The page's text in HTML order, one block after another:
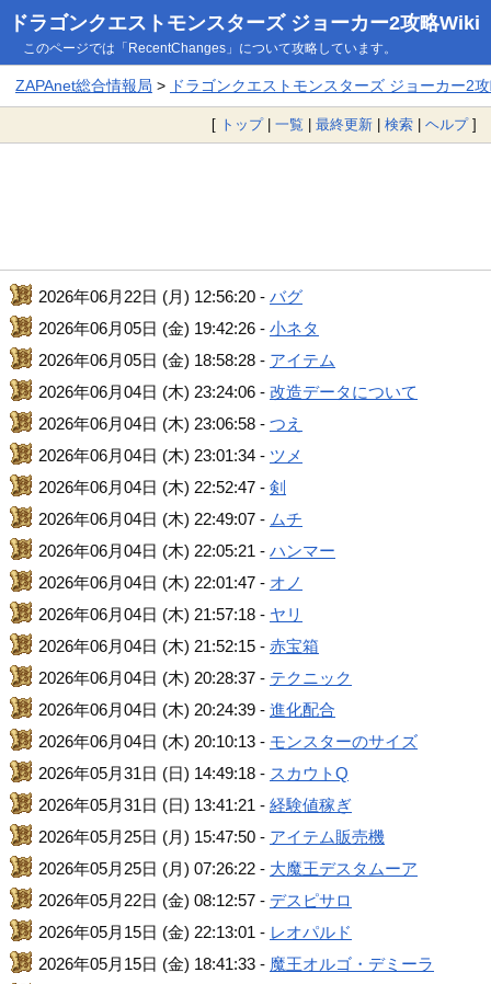
ドラゴンクエストモンスターズ ジョーカー2攻略Wiki
このページでは「RecentChanges」について攻略しています。
ZAPAnet総合情報局 > ドラゴンクエストモンスターズ ジョーカー2
[ トップ| 一覧 | 最終更新 | 検索 | ヘルプ]
2026年06月22日 (月) 12:56:20 -バグ
2026年06月05日 (金) 19:42:26 -小ネタ
2026年06月05日 (金) 18:58:28 - アイテム
2026年06月04日 (木) 23:24:06 -改造データについて
2026年06月04日 (木) 23:06:58 -つえ
2026年06月04日 (木) 23:01:34 - ツメ
2026年06月04日 (木) 22:52:47 -剣
2026年06月04日 (木) 22:49:07 - ムチ
2026年06月04日 (木) 22:05:21 -ハンマー
2026年06月04日 (木) 22:01:47 - オノ
2026年06月04日 (木) 21:57:18 - ヤリ
2026年06月04日 (木) 21:52:15 -赤宝箱
2026年06月04日 (木) 20:28:37 - テクニック
2026年06月04日 (木) 20:24:39 -進化配合
2026年06月04日 (木) 20:10:13 - モンスターのサイズ
2026年05月31日 (日) 14:49:18 - スカウトQ
2026年05月31日 (日) 13:41:21 -経験値稼ぎ
2026年05月25日 (月) 15:47:50 - アイテム販売機
2026年05月25日 (月) 07:26:22 - 大魔王デスタムーア
2026年05月22日 (金) 08:12:57 - デスピサロ
2026年05月15日 (金) 22:13:01 - レオパルド
2026年05月15日 (金) 18:41:33 - 魔王オルゴ・デミーラ